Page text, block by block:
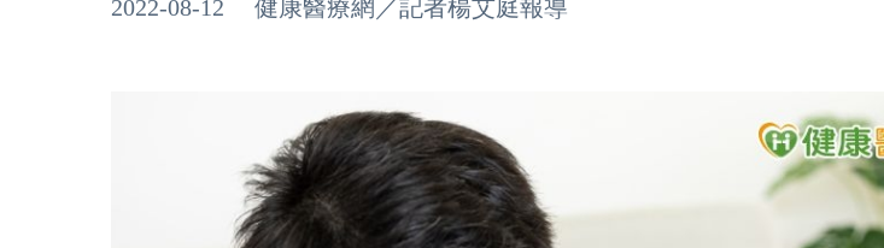
2022-08-12 健康醫療網／記者楊艾庭報導